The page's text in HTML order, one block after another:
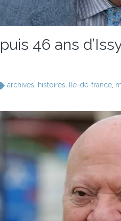
46 ans
archives histoires Ile-de-france